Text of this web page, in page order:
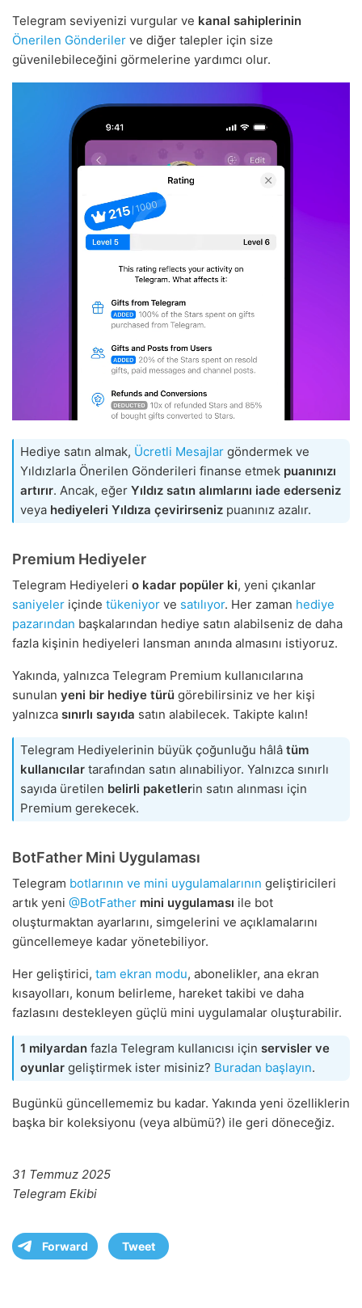
Telegram seviyenizi vurgular ve kanal sahiplerinin
Önerilen Gönderiler ve diğer talepler için size
güvenilebileceğini görmelerine yardımcı olur.
Hediye satın almak, Ücretli Mesajlar göndermek ve
Yıldızlarla Önerilen Gönderileri finanse etmek puanınızı
artırır. Ancak, eğer Yıldız satın alımlarını iade ederseniz
veya hediyeleri Yıldıza çevirirseniz puanınız azalır.
Premium Hediyeler
Telegram Hediyeleri o kadar popüler ki, yeni çıkanlar
saniyeler içinde tükeniyor ve satılıyor. Her zaman hediye
pazarından başkalarından hediye satın alabilseniz de daha
fazla kişinin hediyeleri lansman anında almasını istiyoruz.
Yakında, yalnızca Telegram Premium kullanıcılarına
sunulan yeni bir hediye türü görebilirsiniz ve her kişi
yalnızca sınırlı sayıda satın alabilecek. Takipte kalın!
Telegram Hediyelerinin büyük çoğunluğu hâlâ tüm
kullanıcılar tarafından satın alınabiliyor. Yalnızca sınırlı
sayıda üretilen belirli paketlerin satın alınması için
Premium gerekecek.
BotFather Mini Uygulaması
Telegram botlarının ve mini uygulamalarının geliştiricileri
artık yeni @BotFather mini uygulaması ile bot
oluşturmaktan ayarlarını, simgelerini ve açıklamalarını
güncellemeye kadar yönetebiliyor.
Her geliştirici, tam ekran modu, abonelikler, ana ekran
kısayolları, konum belirleme, hareket takibi ve daha
fazlasını destekleyen güçlü mini uygulamalar oluşturabilir.
1 milyardan fazla Telegram kullanıcısı için servisler ve
oyunlar geliştirmek ister misiniz? Buradan başlayın.
Bugünkü güncellememiz bu kadar. Yakında yeni özelliklerin
başka bir koleksiyonu (veya albümü?) ile geri döneceğiz.
31 Temmuz 2025
Telegram Ekibi
Forward Tweet